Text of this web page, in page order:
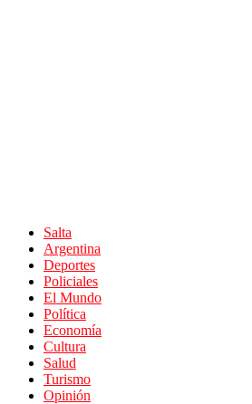
Salta
Argentina
Deportes
Policiales
El Mundo
Política
Economía
Cultura
Salud
Turismo
Opinión